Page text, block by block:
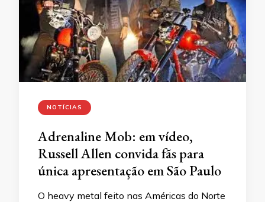
NOTÍCIAS
Adrenaline Mob: em vídeo,
Russell Allen convida fãs para
única apresentação em São Paulo
O heavy metal feito nas Américas do Norte